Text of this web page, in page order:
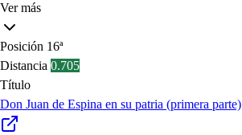
Ver más
Posición 16ª
Distancia 0.705
Título
Don Juan de Espina en su patria (primera parte)